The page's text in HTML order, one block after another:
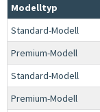
Modelltyp
Standard-Modell
Premium-Modell
Standard-Modell
Premium-Modell